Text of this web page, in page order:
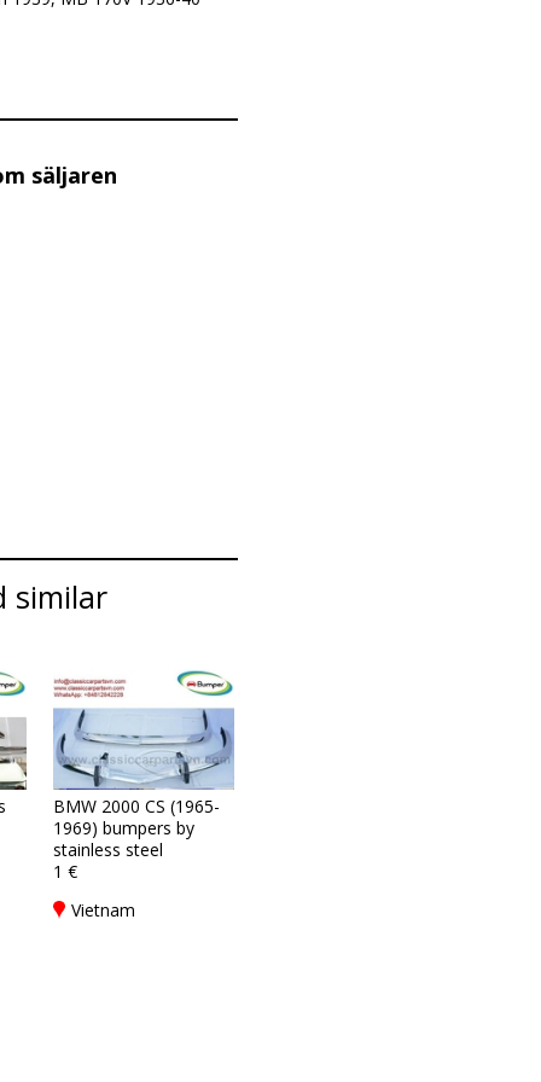
säljaren
similar
BMW 2000 CS (1965-
1969) bumpers by
stainless steel
1 €
Vietnam